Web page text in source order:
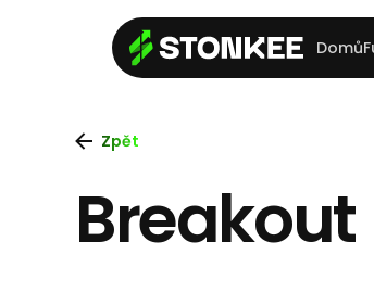
Domů
Zpět
Breakout